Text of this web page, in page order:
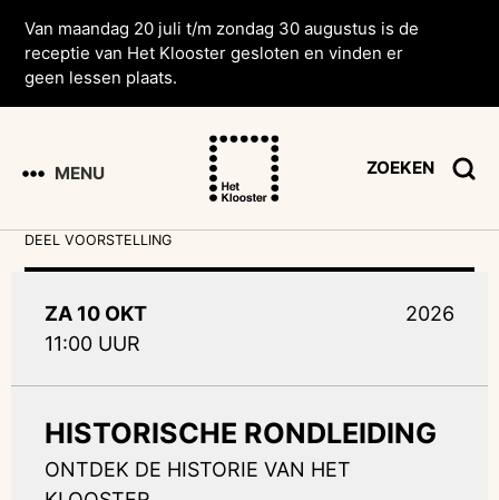
Van maandag 20 juli t/m zondag 30 augustus is de
receptie van Het Klooster gesloten en vinden er
geen lessen plaats.
MENU ZOEKEN
DEEL VOORSTELLING
ZA 10 OKT
11:00 UUR
2026
HISTORISCHE RONDLEIDING
ONTDEK DE HISTORIE VAN HET